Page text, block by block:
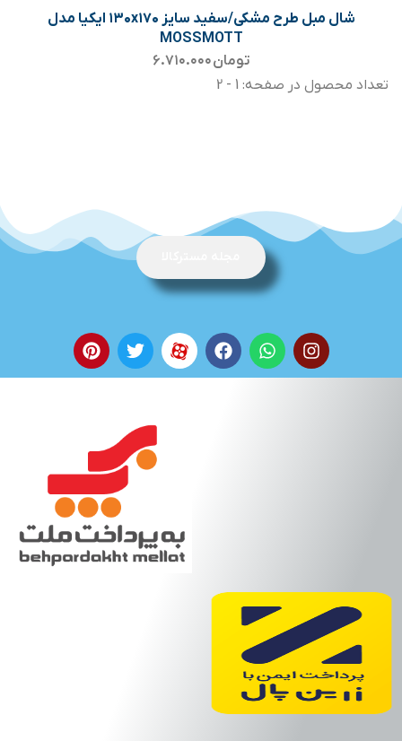
شال مبل طرح مشکی/سفید سایز ۱۳۰x۱۷۰ ایکیا مدل
MOSSMOTT
تومان
تعداد محصول در صفحه: 1 - 2